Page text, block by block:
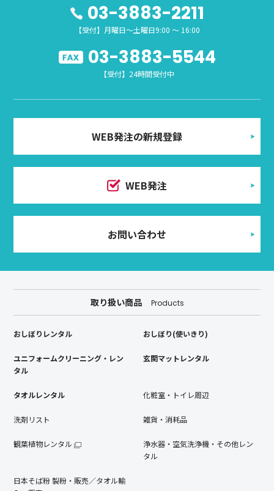
03-3883-2211
【受付】月曜日～土曜日9:00 ～ 16:00
03-3883-5544
【受付】24時間受付中
WEB発注の新規登録
WEB発注
お問い合わせ
取り扱い商品 Products
おしぼりレンタル おしぼり(使いきり)
ユニフォームクリーニング・レン
タル
玄関マットレンタル
タオルレンタル 化粧室・トイレ周辺
洗剤リスト 雑貨・消耗品
観葉植物レンタル
浄水器・空気洗浄機・その他レン
タル
日本そば粉 製粉・販売／タオル輸